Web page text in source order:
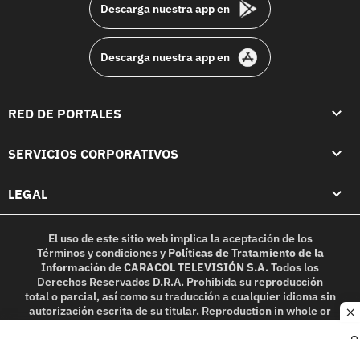
Descarga nuestra app en
Descarga nuestra app en
RED DE PORTALES
SERVICIOS CORPORATIVOS
LEGAL
El uso de este sitio web implica la aceptación de los
Términos y condicionesy Políticas de Tratamiento de la
InformacióndeCARACOL TELEVISIÓN S.A.Todos los
Derechos Reservados D.R.A. Prohibida su reproducción
total o parcial, así como su traducción a cualquier idioma sin
autorización escrita de su titular. Reproduction in whole or
in part, or translation without written permission is